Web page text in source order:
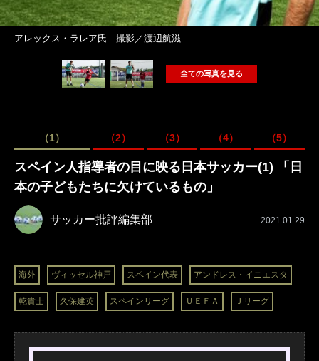
アレックス・ラレア氏 撮影／渡辺航滋
全ての写真を見る
（1） （2） （3） （4） （5）
スペイン人指導者の目に映る日本サッカー(1) 「日
本の子どもたちに欠けているもの」
サッカー批評編集部 2021.01.29
海外 ヴィッセル神戸 スペイン代表 アンドレス・イニエスタ
乾貴士 久保建英 スペインリーグ ＵＥＦＡ Ｊリーグ